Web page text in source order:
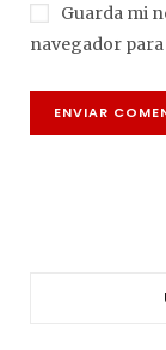
Guarda mi
navegador